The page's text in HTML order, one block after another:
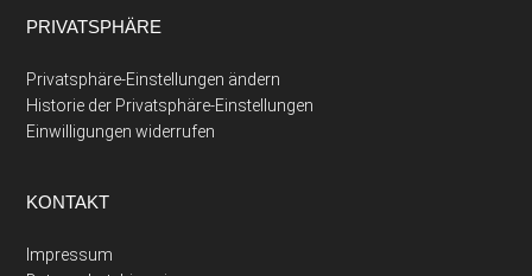
PRIVATSPHÄRE
Privatsphäre-Einstellungen ändern
Historie der Privatsphäre-Einstellungen
Einwilligungen widerrufen
KONTAKT
Impressum